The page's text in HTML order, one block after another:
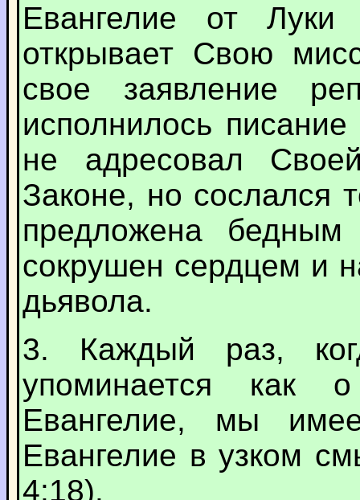
Евангелие от Луки
открывает Свою
свое заявление
исполнилось
не адресовал
Законе, но сослался
предложена
сокрушен сердцем и
дьявола.
3. Каждый раз,
упоминается как
Евангелие, мы
Евангелие в узком
4:18).